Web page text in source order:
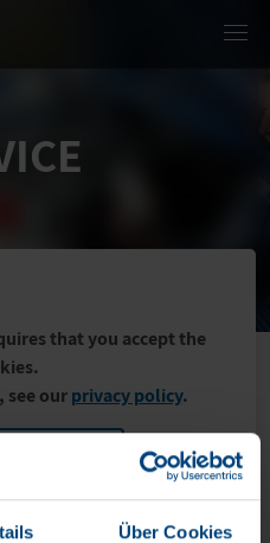
Über Cookies
that you accept the
see ourprivacy policy.
settings